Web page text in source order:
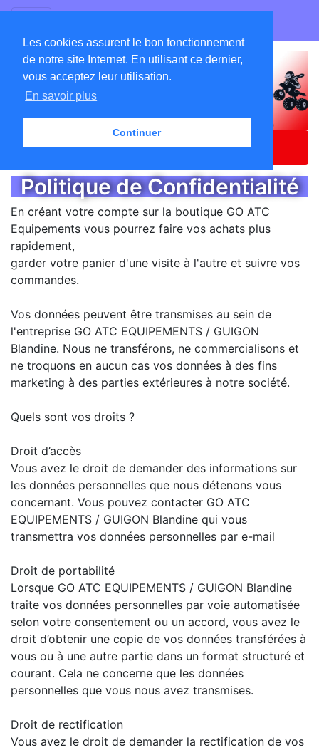
Les cookies assurent le bon fonctionnement
de notre site Internet. En utilisant ce dernier,
vous acceptez leur utilisation.
En savoir plus
Continuer
Accueil
Catalogue Confidentialité
Politique de Confidentialité
En créant votre compte sur la boutique GO ATC
Equipements vous pourrez faire vos achats plus
rapidement,
garder votre panier d'une visite à l'autre et suivre vos
commandes.
Vos données peuvent être transmises au sein de
l'entreprise GO ATC EQUIPEMENTS / GUIGON
Blandine. Nous ne transférons, ne commercialisons et
ne troquons en aucun cas vos données à des fins
marketing à des parties extérieures à notre société.
Quels sont vos droits ?
Droit d’accès
Vous avez le droit de demander des informations sur
les données personnelles que nous détenons vous
concernant. Vous pouvez contacter GO ATC
EQUIPEMENTS / GUIGON Blandine qui vous
transmettra vos données personnelles par e-mail
Droit de portabilité
Lorsque GO ATC EQUIPEMENTS / GUIGON Blandine
traite vos données personnelles par voie automatisée
selon votre consentement ou un accord, vous avez le
droit d’obtenir une copie de vos données transférées à
vous ou à une autre partie dans un format structuré et
courant. Cela ne concerne que les données
personnelles que vous nous avez transmises.
Droit de rectification
Vous avez le droit de demander la rectification de vos